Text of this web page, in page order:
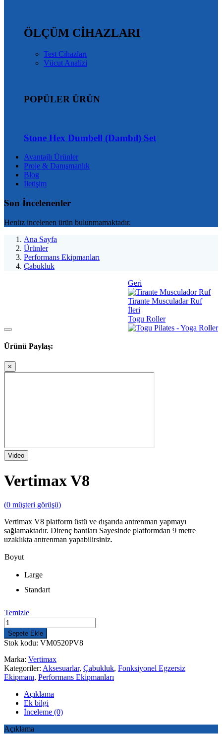
ÖLÇÜM CİHAZLARI
Test Cihazları
Vücut Analizi
POPÜLER ÜRÜN
Stone Hex Dumbell (Dambıl) Set
Avantajlı Ürünler
Proje & Danışmanlık
Blog
İletişim
Son İncelenenler
Henüz incelenen ürün bulunmamaktadır.
Ana Sayfa
Ürünler
Performans Ekipmanları
Çabukluk
Geri
Tirante Musculadar Ruf
İleri
Togu Roller
Ürünü Paylaş:
×
Video
Vertimax V8
(0 müşteri görüşü)
Vertimax V8 platform üstü ve dışarıda antrenman yapmayı
sağlamaktadır. Direnç bantları Sayesinde platformdan 9 metre
uzaklıkta antrenman yapabilirsiniz.
Boyut
Large
Standart
Temizle
Vertimax
V8
adet
Sepete Ekle
Stok kodu: VM0520PV8
Marka: Vertimax
Kategoriler: Aksesuarlar, Çabukluk, Fonksiyonel Egzersiz
Ekipmanı, Performans Ekipmanları
Açıklama
Ek bilgi
İnceleme (0)
Açıklama